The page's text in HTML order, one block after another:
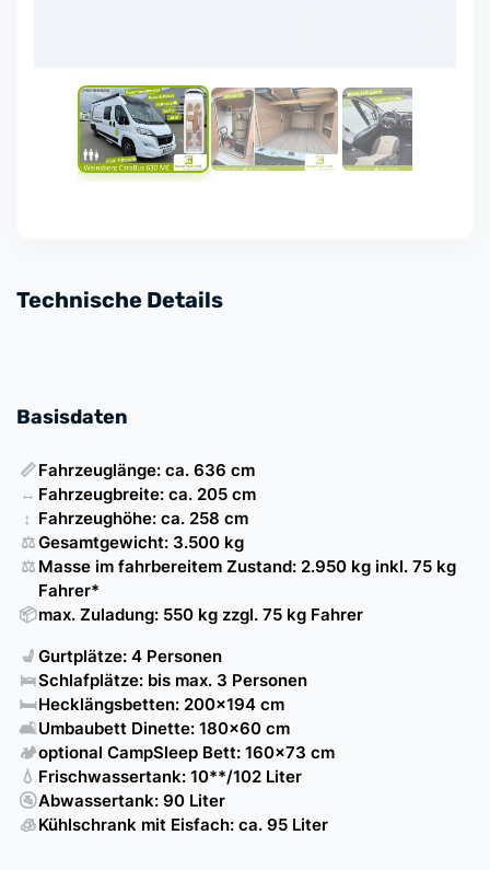
Technische Details
Basisdaten
📏Fahrzeuglänge: ca. 636 cm
↔️ Fahrzeugbreite: ca. 205 cm
↕️ Fahrzeughöhe: ca. 258 cm
⚖️Gesamtgewicht: 3.500 kg
⚖️ Masse im fahrbereitem Zustand: 2.950 kg inkl. 75 kg
Fahrer*
📦max. Zuladung: 550 kg zzgl. 75 kg Fahrer
💺 Gurtplätze: 4 Personen
🛌Schlafplätze: bis max. 3 Personen
🛏️Hecklängsbetten: 200x194 cm
🛋️Umbaubett Dinette: 180x60 cm
🏕️optional CampSleep Bett: 160x73 cm
💧 Frischwassertank: 10**/102 Liter
🚰Abwassertank: 90 Liter
🧊Kühlschrank mit Eisfach: ca. 95 Liter